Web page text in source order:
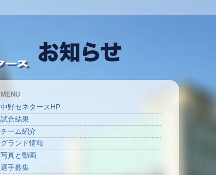
MENU
中野セネタースHP
試合結果
チーム紹介
グランド情報
写真と動画
選手募集